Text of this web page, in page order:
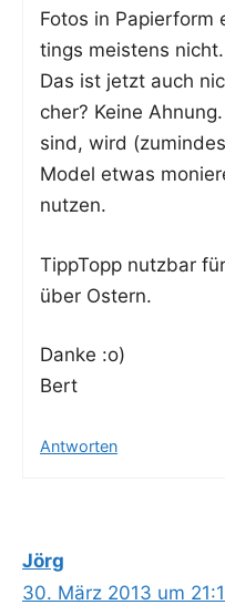
Fotos in
tings meis­tens
Das ist jetzt auch
cher? Kei­ne
sind, wird
Model etwas
nutzen.
Tipp­Topp nutz­bar
über Ostern.
Dan­ke :o)
Bert
Antworten
Jörg
30. März 2013 um